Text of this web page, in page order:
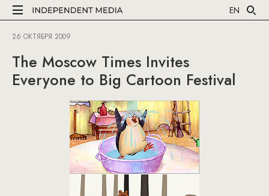
EN
26 ОКТЯБРЯ 2009
The Moscow Times Invites
Everyone to Big Cartoon Festival